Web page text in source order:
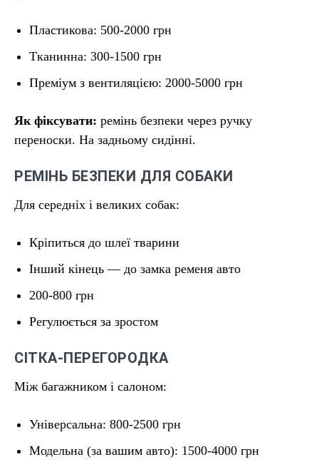
Пластикова: 500-2000 грн
Тканинна: 300-1500 грн
Преміум з вентиляцією: 2000-5000 грн
Як фіксувати: ремінь безпеки через ручку
переноски. На задньому сидінні.
РЕМІНЬ БЕЗПЕКИ ДЛЯ СОБАКИ
Для середніх і великих собак:
Кріпиться до шлеї тварини
Інший кінець — до замка ременя авто
200-800 грн
Регулюється за зростом
СІТКА-ПЕРЕГОРОДКА
Між багажником і салоном:
Універсальна: 800-2500 грн
Модельна (за вашим авто): 1500-4000 грн